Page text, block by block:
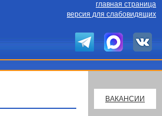
главная страница
версия для слабовидящих
ВАКАНСИИ